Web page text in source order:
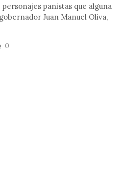
panistas que alguna
Juan Manuel Oliva,
0